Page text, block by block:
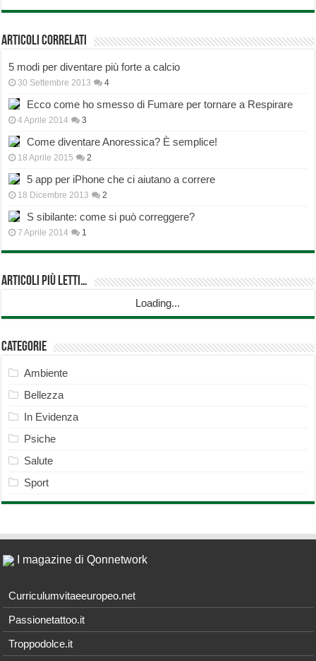
Articoli correlati
5 modi per diventare più forte a calcio
30 Settembre 2013 4
Ecco come ho smesso di Fumare per tornare a Respirare
4 Aprile 2014 3
Come diventare Anoressica? È semplice!
18 Aprile 2015 2
5 app per iPhone che ci aiutano a correre
18 Dicembre 2013 2
S sibilante: come si può correggere?
7 Aprile 2014 1
Articoli più Letti…
Loading...
Categorie
Ambiente
Bellezza
In Evidenza
Psiche
Salute
Sport
I magazine di Qonnetwork
Curriculumvitaeeuropeo.net
Passionetattoo.it
Troppodolce.it